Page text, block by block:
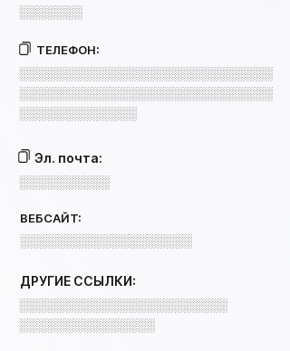
░░░░░░░
ТЕЛЕФОН:
░░░░░░░░░░░░░░░░░░░░░░░░░░░░
░░░░░░░░░░░░░░░░░░░░░░░░░░░░
░░░░░░░░░░░░░
Эл. почта:
░░░░░░░░░░
ВЕБСАЙТ:
░░░░░░░░░░░░░░░░░░░
ДРУГИЕ ССЫЛКИ:
░░░░░░░░░░░░░░░░░░░░░░░
░░░░░░░░░░░░░░░